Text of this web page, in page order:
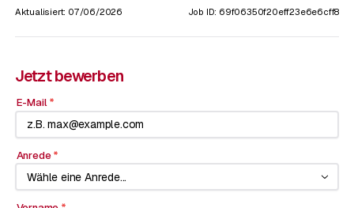
Aktualisiert: 07/06/2026 Job ID: 69f06350f20eff23e6e6cff8
Jetzt bewerben
E-Mail *
Anrede *
Wähle eine Anrede...